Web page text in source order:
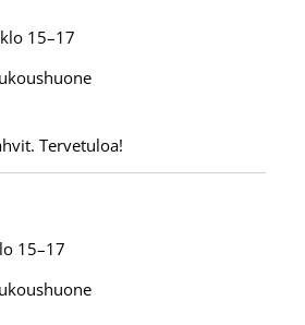
klo 15–17
Tervetuloa!
15–17